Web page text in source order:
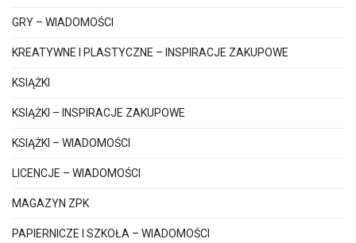
GRY – WIADOMOŚCI
KREATYWNE I PLASTYCZNE – INSPIRACJE ZAKUPOWE
KSIĄŻKI
KSIĄŻKI – INSPIRACJE ZAKUPOWE
KSIĄŻKI – WIADOMOŚCI
LICENCJE – WIADOMOŚCI
MAGAZYN ZPK
PAPIERNICZE I SZKOŁA – WIADOMOŚCI